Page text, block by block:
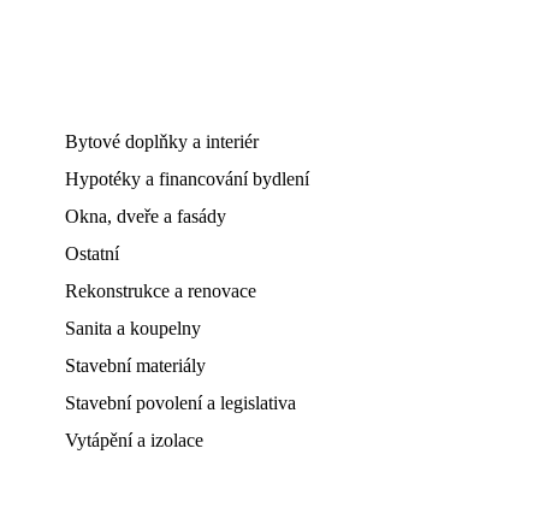
Bytové doplňky a interiér
Hypotéky a financování bydlení
Okna, dveře a fasády
Ostatní
Rekonstrukce a renovace
Sanita a koupelny
Stavební materiály
Stavební povolení a legislativa
Vytápění a izolace